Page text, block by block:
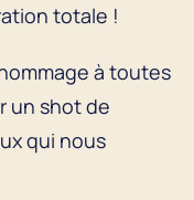
totale !
à toutes
un shot de
qui nous